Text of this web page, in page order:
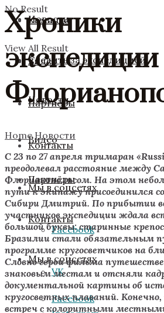
Новости
Видео
Партнёры
Контакты
Мы в соцсетях
Facebook
VK
Команда
Следить за экспедицией
Новости
Видео
Партнёры
Контакты
Мы в соцсетях
Facebook
No Result
View All Result
Хроники
Home Новости
С 23 по 27 апреля тримаран
преодолевал расстояние между
Флорианополисом. На этом
пути к экипажу присоединился
Сибири Дмитрий. По прибытии
участников экспедиции ждала
большой буквы: старинные
Бразилии стали обязательным
программе кругосветчиков на
Словно герои фильма
знаковым местам и отсняли
документальной картины об
кругосветных плаваний. Конечно,
встреч с колоритными